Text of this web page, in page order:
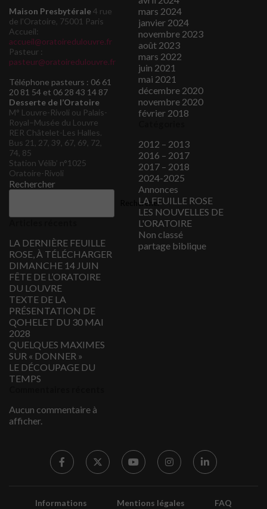
Maison Presbytérale4 rue
de l'Oratoire, 75001 Paris
Accueil:
accueil@oratoiredulouvre.fr
Pasteur :
pasteur@oratoiredulouvre.fr
Téléphone pasteurs : 06 61
20 81 54 et 06 28 43 14 87
Desserte de l’Oratoire
M° Louvre-Rivoli ou Palais-
Royal–Musée du Louvre
RER Châtelet-Les Halles.
Bus 21, 27, 39, 67, 69, 72,
74, 85
Station Vélib’ n°1025
Oratoire-Rivoli
Rechercher
Rechercher
LA DERNIÈRE FEUILLE
ROSE, À TÉLÉCHARGER
DIMANCHE 14 JUIN
FÊTE DE L’ORATOIRE
DU LOUVRE
TEXTE DE LA
PRÉSENTATION DE
QOHELET DU 30 MAI
2028
QUELQUES MAXIMES
SUR « DONNER »
LE DÉCOUPAGE DU
TEMPS
Aucun commentaire à
afficher.
mars 2024
janvier 2024
novembre 2023
août 2023
mars 2022
juin 2021
mai 2021
décembre 2020
novembre 2020
février 2018
2012 – 2013
2016 – 2017
2017 – 2018
2024-2025
Annonces
LA FEUILLE ROSE
LES NOUVELLES DE
L'ORATOIRE
Non classé
partage biblique
Informations Mentions légales FAQ